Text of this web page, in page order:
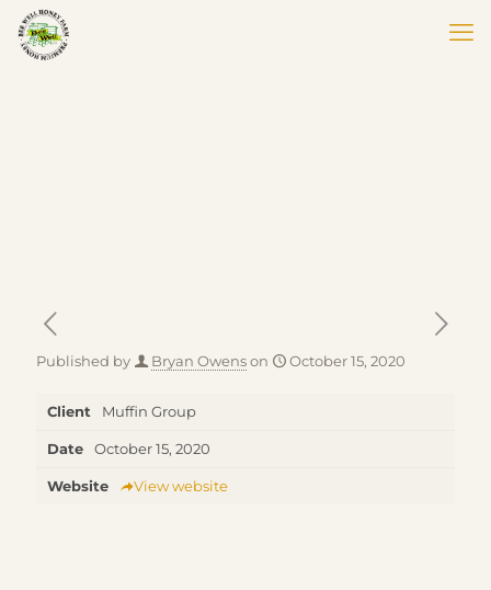
Published by Bryan Owenson October 15, 2020
Client Muffin Group
Date October 15, 2020
Website View website